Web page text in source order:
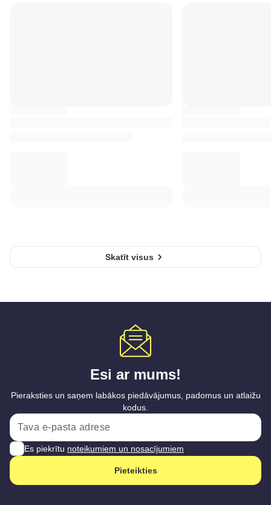
Skatīt visus
Esi ar mums!
Pieraksties un saņem labākos piedāvājumus, padomus un atlaižu
kodus.
Es piekrītu noteikumiem un nosacījumiem
Pieteikties